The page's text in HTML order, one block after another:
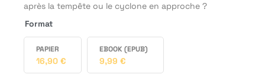
après la tempête ou le cyclone en approche ?
Format
PAPIER
16,90 €
EBOOK (EPUB)
9,99 €